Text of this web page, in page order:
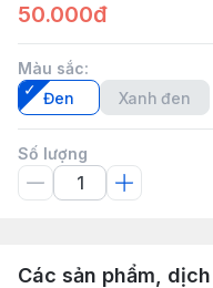
50.000đ
Màu sắc:
Đen
Xanh đen
Số lượng
Các sản phẩm,